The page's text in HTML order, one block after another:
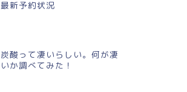
最新予約状況
炭酸って凄いらしい。何が凄
いか調べてみた！